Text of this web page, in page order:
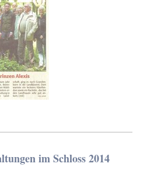
im Schloss 2014